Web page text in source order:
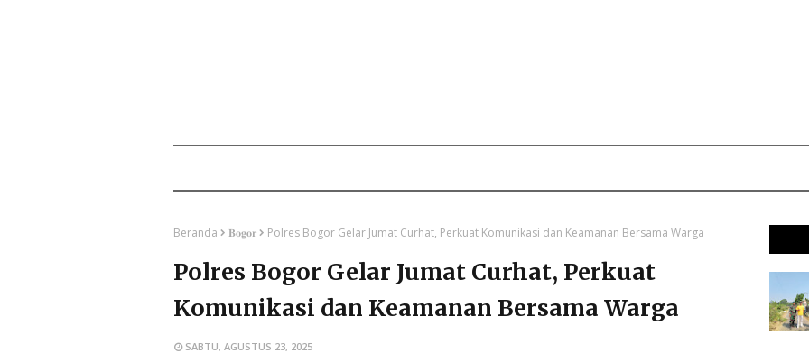
Beranda 𝐁𝐨𝐠𝐨𝐫 Polres Bogor Gelar Jumat Curhat, Perkuat Komunikasi dan Keamanan Bersama Warga
Polres Bogor Gelar Jumat Curhat, Perkuat
Komunikasi dan Keamanan Bersama Warga
SABTU, AGUSTUS 23, 2025